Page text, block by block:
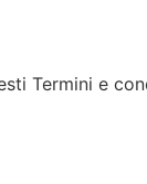
Termini e